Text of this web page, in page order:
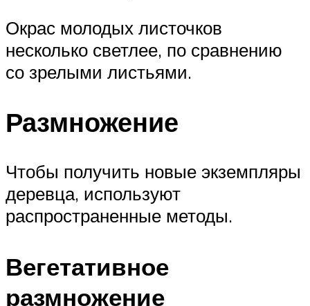
Окрас молодых листочков
несколько светлее, по сравнению
со зрелыми листьями.
Размножение
Чтобы получить новые экземпляры
деревца, используют
распространенные методы.
Вегетативное
размножение